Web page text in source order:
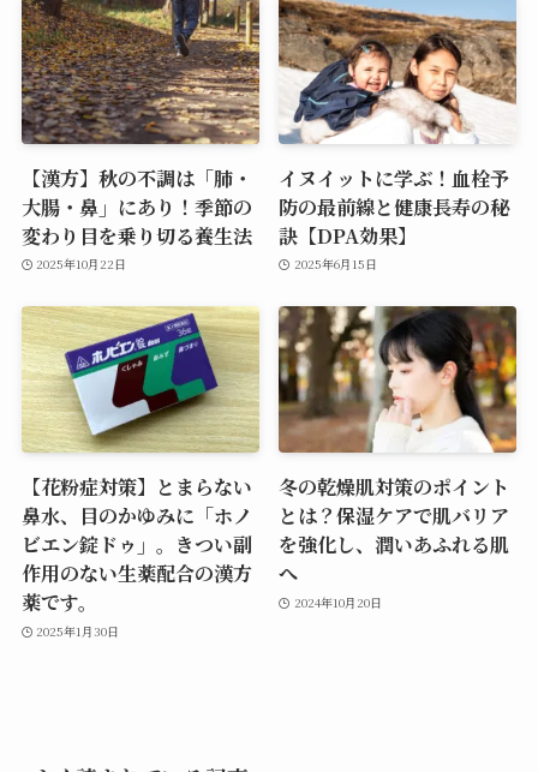
【漢方】秋の不調は「肺・
大腸・鼻」にあり！季節の
変わり目を乗り切る養生法
2025年10月22日
イヌイットに学ぶ！血栓予
防の最前線と健康長寿の秘
訣【DPA効果】
2025年6月15日
【花粉症対策】とまらない
鼻水、目のかゆみに「ホノ
ビエン錠ドゥ」。きつい副
作用のない生薬配合の漢方
薬です。
2025年1月30日
冬の乾燥肌対策のポイント
とは？保湿ケアで肌バリア
を強化し、潤いあふれる肌
へ
2024年10月20日